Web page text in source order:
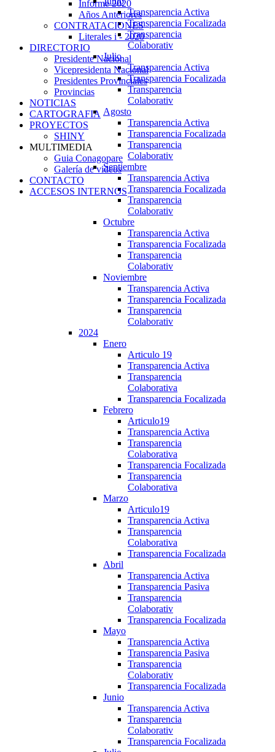
Transparencia Activa
Transparencia Focalizada
Transparencia
Colaborativ
Julio
Transparencia Activa
Transparencia Focalizada
Transparencia
Colaborativ
Agosto
Transparencia Activa
Transparencia Focalizada
Transparencia
Colaborativ
Septiembre
Transparencia Activa
Transparencia Focalizada
Transparencia
Colaborativ
Octubre
Transparencia Activa
Transparencia Focalizada
Transparencia
Colaborativ
Noviembre
Transparencia Activa
Transparencia Focalizada
Transparencia
Colaborativ
2024
Enero
Articulo 19
Transparencia Activa
Transparencia
Colaborativa
Transparencia Focalizada
Febrero
Articulo19
Transparencia Activa
Transparencia
Colaborativa
Transparencia Focalizada
Transparencia
Colaborativa
Marzo
Articulo19
Transparencia Activa
Transparencia
Colaborativa
Transparencia Focalizada
Abril
Transparencia Activa
Transparencia Pasiva
Transparencia
Colaborativ
Transparencia Focalizada
Mayo
Transparencia Activa
Transparencia Pasiva
Transparencia
Colaborativ
Transparencia Focalizada
Junio
Transparencia Activa
Transparencia
Colaborativ
Transparencia Focalizada
Informe 2020
Años Anteriores
CONTRATACIONES
Literales i - 2020
DIRECTORIO
Presidente Nacional
Vicepresidenta Nacional
Presidentes Provinciales
Provincias
NOTICIAS
CARTOGRAFIA
PROYECTOS
SHINY
MULTIMEDIA
Guia Conagopare
Galería de videos
CONTACTO
ACCESOS INTERNOS